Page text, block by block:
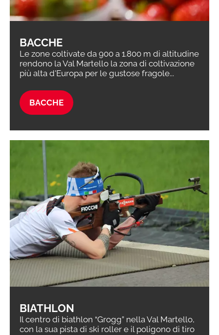
BACCHE
Le zone coltivate da 900 a 1.800 m di altitudine
rendono la Val Martello la zona di coltivazione
più alta d'Europa per le gustose fragole...
BACCHE
BIATHLON
Il centro di biathlon “Grogg” nella Val Martello,
con la sua pista di ski roller e il poligono di tiro